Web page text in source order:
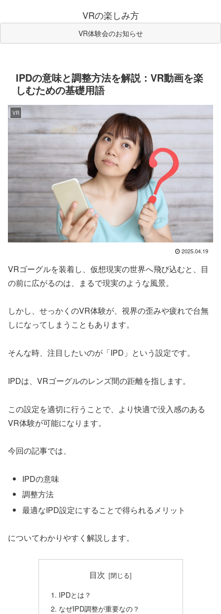
VRの楽しみ方
VR体験会のお知らせ
IPDの意味と調整方法を解説：VR動画を楽
しむための基礎用語
VR
2025.04.19
VRゴーグルを装着し、仮想現実の世界へ飛び込むと、目
の前に広がるのは、まるで現実のような風景。
しかし、せっかくのVR体験が、視界の歪みや疲れで台無
しになってしまうこともあります。
そんな時、注目したいのが「IPD」という設定です。
IPDは、VRゴーグルのレンズ間の距離を指します。
この設定を適切に行うことで、より快適で没入感のある
VR体験が可能になります。
今回の記事では、
IPDの意味
調整方法
最適なIPD設定にすることで得られるメリット
についてわかりやすく解説します。
目次
IPDとは？
なぜIPD調整が重要なの？